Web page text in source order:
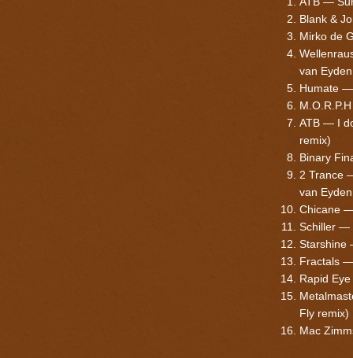
Blank &
Mirko de
van
Humate —
ATB — I
remix)
Binary
2 Trance
van
Chicane
Schiller —
Starshine
Fractals
Rapid
Fly remix)
Mac